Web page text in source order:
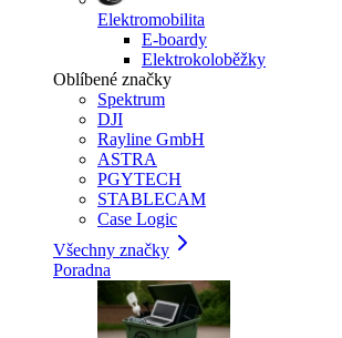
Elektromobilita
E-boardy
Elektrokoloběžky
Oblíbené značky
Spektrum
DJI
Rayline GmbH
ASTRA
PGYTECH
STABLECAM
Case Logic
Všechny značky
Poradna